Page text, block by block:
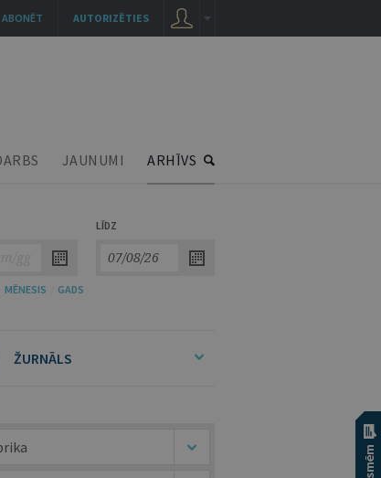
JAUNUMI ARHĪVS
LĪDZ
MĒNESIS GADS
ŽURNĀLS
AUTORIZĒTIES
ABONĒT